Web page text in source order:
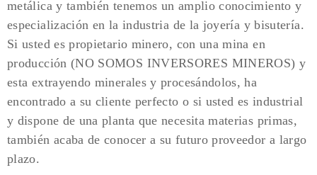
metálica y también tenemos un amplio conocimiento y
especialización en la industria de la joyería y bisutería.
Si usted es propietario minero, con una mina en
producción (NO SOMOS INVERSORES MINEROS) y
esta extrayendo minerales y procesándolos, ha
encontrado a su cliente perfecto o si usted es industrial
y dispone de una planta que necesita materias primas,
también acaba de conocer a su futuro proveedor a largo
plazo.